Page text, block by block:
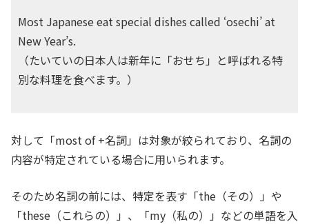
Most Japanese eat special dishes called ‘osechi’ at
New Year’s.
（たいていの日本人は新年に「おせち」と呼ばれる特
別な料理を食べます。）
対して「most of +名詞」は対象が絞られており、名詞の
内容が特定されている場合に用いられます。
そのため名詞の前には、特定を表す「the（その）」や
「these（これらの）」、「my（私の）」などの単語を入